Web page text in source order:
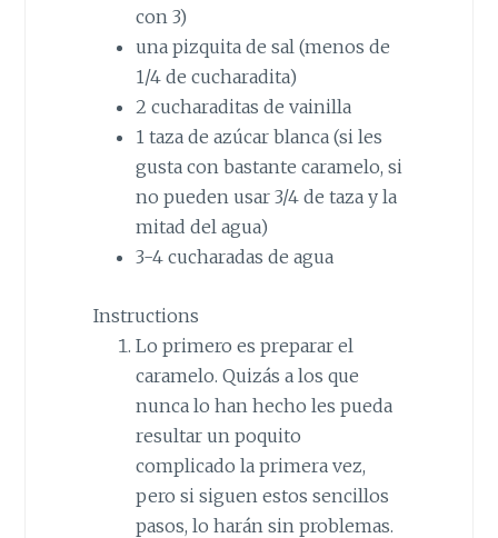
con 3)
una pizquita de sal (menos de
1/4 de cucharadita)
2 cucharaditas de vainilla
1 taza de azúcar blanca (si les
gusta con bastante caramelo, si
no pueden usar 3/4 de taza y la
mitad del agua)
3-4 cucharadas de agua
Instructions
Lo primero es preparar el
caramelo. Quizás a los que
nunca lo han hecho les pueda
resultar un poquito
complicado la primera vez,
pero si siguen estos sencillos
pasos, lo harán sin problemas.